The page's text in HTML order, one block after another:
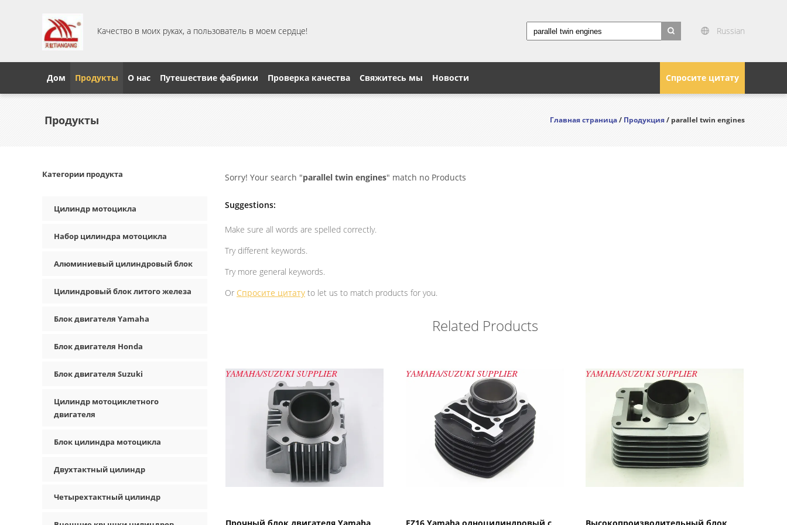
Качество в моих руках, а пользователь в моем сердце!
Russian
Спросите цитату
Дом Продукты О нас Путешествие фабрики Проверка качества Свяжитесь мы Новости
Продукты Главная страница/Продукция/ parallel twin engines
Категории продукта
Цилиндр мотоцикла
Набор цилиндра мотоцикла
Алюминиевый цилиндровый блок
Цилиндровый блок литого железа
Блок двигателя Yamaha
Блок двигателя Honda
Блок двигателя Suzuki
Цилиндр мотоциклетного
двигателя
Блок цилиндра мотоцикла
Двухтактный цилиндр
Четырехтактный цилиндр
Sorry! Your search "parallel twin engines" match no Products
Suggestions:
Make sure all words are spelled correctly.
Try different keywords.
Try more general keywords.
Or Спросите цитату to let us to match products for you.
Related Products